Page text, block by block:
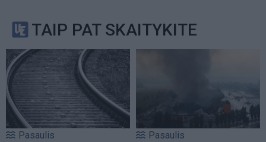
TAIP PAT SKAITYKITE
Pasaulis Pasaulis